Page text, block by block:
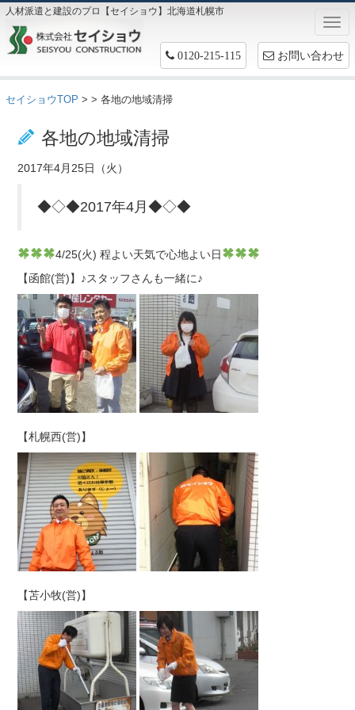
人材派遣と建設のプロ【セイショウ】北海道札幌市
0120-215-115 お問い合わせ
セイショウTOP > > 各地の地域清掃
各地の地域清掃
2017年4月25日（火）
◆◇◆2017年4月◆◇◆
4/25(火) 程よい天気で心地よい日
【函館(営)】♪スタッフさんも一緒に♪
【札幌西(営)】
【苫小牧(営)】